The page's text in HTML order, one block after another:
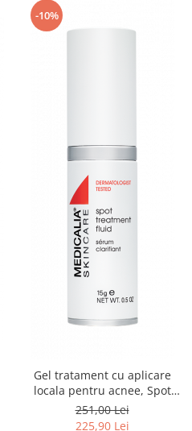
-10%
Gel tratament cu aplicare
locala pentru acnee, Spot
Treatment Fluid - 15ml
251,00 Lei
225,90 Lei